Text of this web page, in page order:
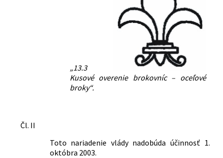
„13.3
Kusové overenie brokovníc – oceľové
broky“.
Čl. II
Toto nariadenie vlády nadobúda účinnosť 1.
októbra 2003.